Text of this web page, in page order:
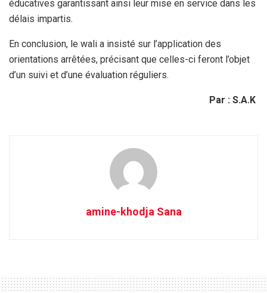
éducatives garantissant ainsi leur mise en service dans les
délais impartis.
En conclusion, le wali a insisté sur l’application des
orientations arrêtées, précisant que celles-ci feront l’objet
d’un suivi et d’une évaluation réguliers.
Par : S.A.K
amine-khodja Sana